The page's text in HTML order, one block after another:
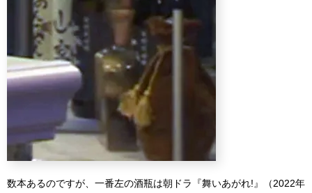
数本あるのですが、一番左の酒瓶は朝ドラ『舞いあがれ!』（2022年